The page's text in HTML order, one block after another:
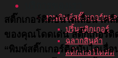
งานพิมพ์สติ๊กเกอร์ยอ
ปริ้นสติกเกอร์
ฉลากสินค้า
สติ๊กเกอร์ไดคัท
สติ๊กเกอร์ติดบันไดเลื่อน เค
ของคุณโดดเด่น สติ๊กเกอร์
“พิมพ์สติ๊กเกอร์ติดบันไดเลื่